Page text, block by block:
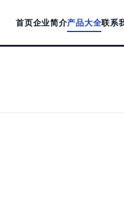
首页企业简介产品大全联系